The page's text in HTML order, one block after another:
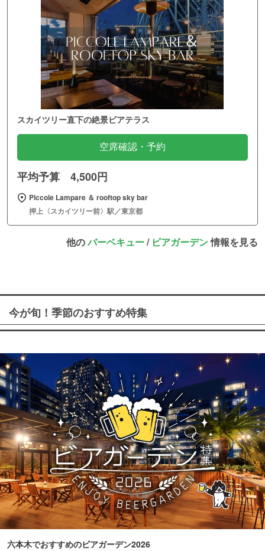
スカイツリー直下の絶景ビアテラス
空席確認・予約
平均予算 4,500円
Piccole Lampare ＆ rooftop sky bar
押上〈スカイツリー前〉駅／東京都
他のバーベキュー/ ビアガーデン情報を見る
今が旬！季節のおすすめ特集
六本木でおすすめのビアガーデン2026